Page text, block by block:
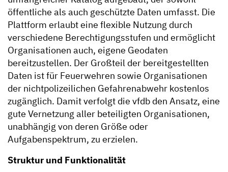
öffentliche als auch geschützte Daten umfasst. Die
Plattform erlaubt eine flexible Nutzung durch
verschiedene Berechtigungsstufen und ermöglicht
Organisationen auch, eigene Geodaten
bereitzustellen. Der Großteil der bereitgestellten
Daten ist für Feuerwehren sowie Organisationen
der nichtpolizeilichen Gefahrenabwehr kostenlos
zugänglich. Damit verfolgt die vfdb den Ansatz, eine
gute Vernetzung aller beteiligten Organisationen,
unabhängig von deren Größe oder
Aufgabenspektrum, zu erzielen.
Struktur und Funktionalität